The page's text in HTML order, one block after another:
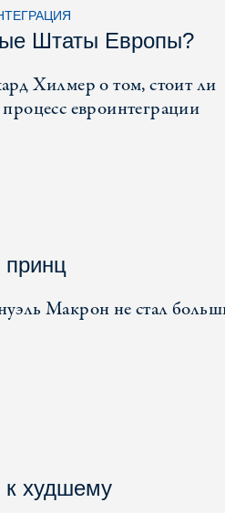
Штаты Европы?
Хилмер о том, стоит ли
евроинтеграции
принц
Макрон не стал
к худшему